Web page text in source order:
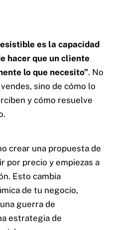
es la capacidad
hacer que un cliente
lo que necesito”. No
sino de cómo lo
y cómo resuelve
crear una propuesta de
por precio y empiezas a
Esto cambia
de tu negocio,
guerra de
estrategia de